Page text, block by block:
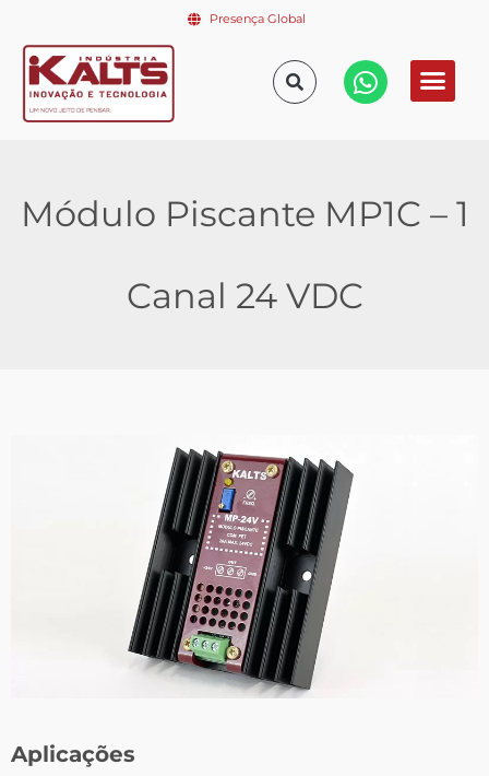
Presença Global
Módulo Piscante MP1C – 1
Canal 24 VDC
Aplicações